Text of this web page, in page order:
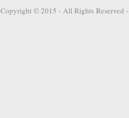
Copyright © 2015 - All Rights Reserved -